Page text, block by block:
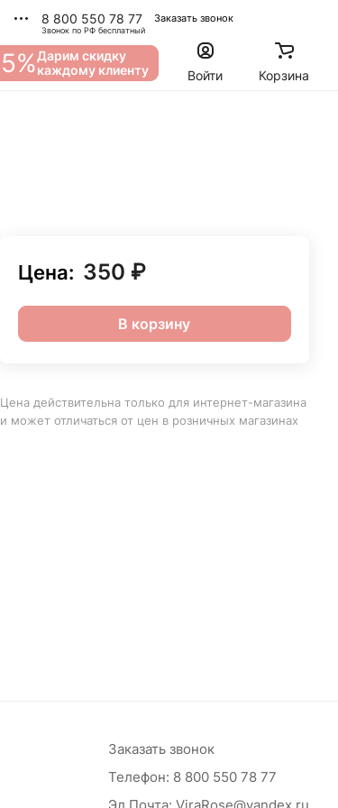
8 800 550 78 77
Звонок по РФ бесплатный
Заказать звонок
5%Дарим скидку
каждому клиенту
Войти Корзина
Цена: 350 ₽
В корзину
Цена действительна только для интернет-магазина
и может отличаться от цен в розничных магазинах
Заказать звонок
Телефон: 8 800 550 78 77